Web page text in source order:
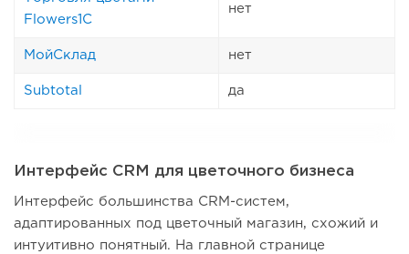
Flowers1C
нет
МойСклад нет
Subtotal да
Интерфейс CRM для цветочного бизнеса
Интерфейс большинства CRM-систем,
адаптированных под цветочный магазин, схожий и
интуитивно понятный. На главной странице